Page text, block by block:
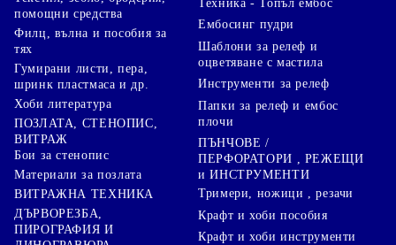
помощни средства
Филц, вълна и пособия за
тях
Гумирани листи, пера,
шринк пластмаса и др.
Хоби литература
ПОЗЛАТА, СТЕНОПИС,
ВИТРАЖ
Бои за стенопис
Материали за позлата
ВИТРАЖНА ТЕХНИКА
ДЪРВОРЕЗБА,
ПИРОГРАФИЯ И
Техника - Топъл ембос
Ембосинг пудри
Шаблони за релеф и
оцветяване с мастила
Инструменти за релеф
Папки за релеф и ембос
плочи
ПЪНЧОВЕ /
ПЕРФОРАТОРИ , РЕЖЕЩИ
и ИНСТРУМЕНТИ
Тримери, ножици , резачи
Крафт и хоби пособия
Крафт и хоби инструменти